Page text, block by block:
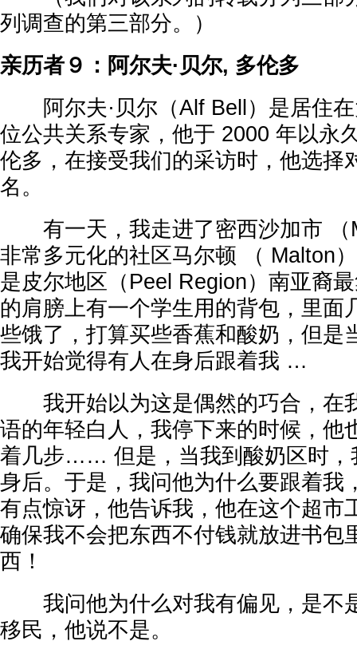
列调查的第三部分。）
亲历者９：阿尔夫·贝尔, 多伦多
阿尔夫·贝尔（Alf Bell）是居住在
位公共关系专家，他于 2000 年以永
伦多，在接受我们的采访时，他选择
名。
有一天，我走进了密西沙加市 （
非常多元化的社区马尔顿 （ Malton
是皮尔地区（Peel Region）南亚裔
的肩膀上有一个学生用的背包，里面
些饿了，打算买些香蕉和酸奶，但是
我开始觉得有人在身后跟着我 …
我开始以为这是偶然的巧合，在
语的年轻白人，我停下来的时候，他
着几步…… 但是，当我到酸奶区时，
身后。于是，我问他为什么要跟着我
有点惊讶，他告诉我，他在这个超市
确保我不会把东西不付钱就放进书包
西！
我问他为什么对我有偏见，是不
移民，他说不是。